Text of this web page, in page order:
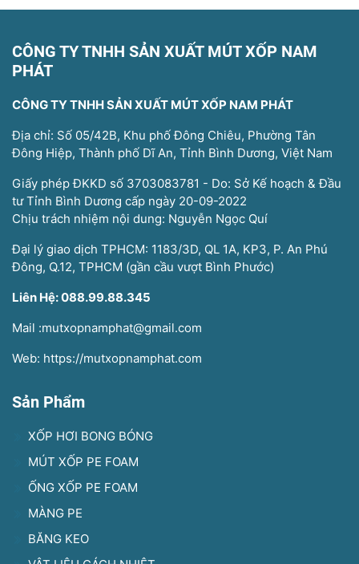
CÔNG TY TNHH SẢN XUẤT MÚT XỐP NAM
PHÁT
CÔNG TY TNHH SẢN XUẤT MÚT XỐP NAM PHÁT
Địa chỉ: Số 05/42B, Khu phố Đông Chiêu, Phường Tân
Đông Hiệp, Thành phố Dĩ An, Tỉnh Bình Dương, Việt Nam
Giấy phép ĐKKD số 3703083781 - Do: Sở Kế hoạch & Đầu
tư Tỉnh Bình Dương cấp ngày 20-09-2022
Chịu trách nhiệm nội dung: Nguyễn Ngọc Quí
Đại lý giao dịch TPHCM: 1183/3D, QL 1A, KP3, P. An Phú
Đông, Q.12, TPHCM (gần cầu vượt Bình Phước)
Liên Hệ: 088.99.88.345
Mail :mutxopnamphat@gmail.com
Web: https://mutxopnamphat.com
Sản Phẩm
XỐP HƠI BONG BÓNG
MÚT XỐP PE FOAM
ỐNG XỐP PE FOAM
MÀNG PE
BĂNG KEO